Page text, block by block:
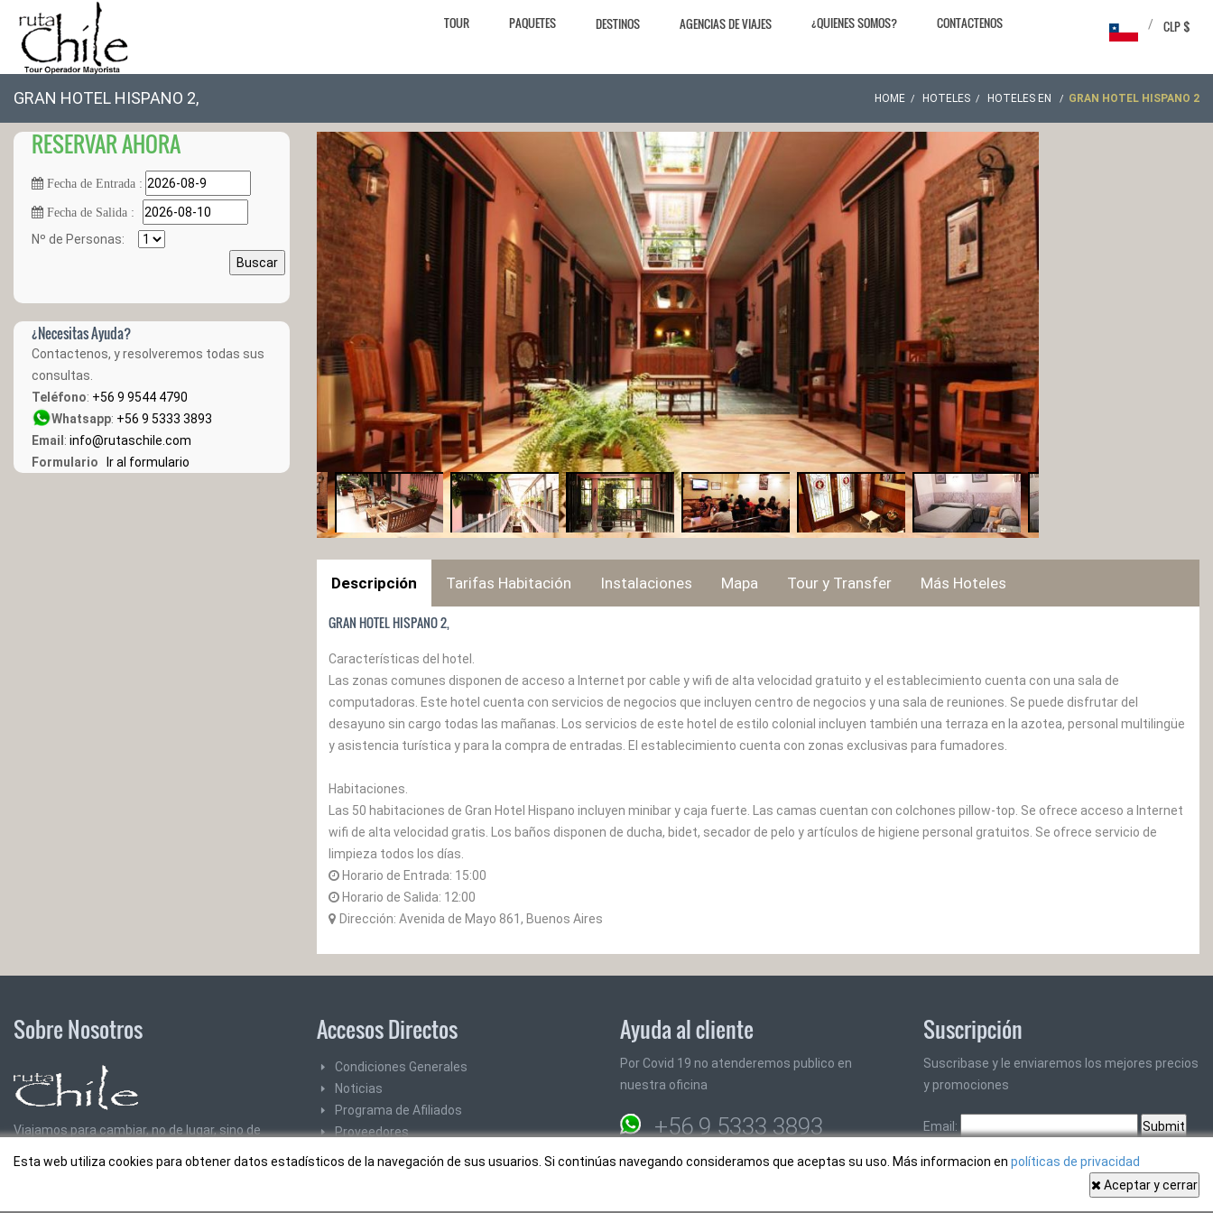
TOUR PAQUETES DESTINOS AGENCIAS DE VIAJES ¿QUIENES SOMOS? CONTACTENOS CLP $
/
GRAN HOTEL HISPANO 2, HOME HOTELES HOTELES EN GRAN HOTEL HISPANO 2
RESERVAR AHORA
Fecha de Entrada :
Fecha de Salida :
Nº de Personas:
Buscar
¿Necesitas Ayuda?
Contactenos, y resolveremos todas sus
consultas.
Teléfono: +56 9 9544 4790
Whatsapp: +56 9 5333 3893
Email : info@rutaschile.com
Formulario
Ir al formulario
Descripción Tarifas Habitación Instalaciones Mapa Tour y Transfer Más Hoteles
GRAN HOTEL HISPANO 2,
Características del hotel.
Las zonas comunes disponen de acceso a Internet por cable y wifi de alta velocidad gratuito y el establecimiento cuenta con una sala de
computadoras. Este hotel cuenta con servicios de negocios que incluyen centro de negocios y una sala de reuniones. Se puede disfrutar del
desayuno sin cargo todas las mañanas. Los servicios de este hotel de estilo colonial incluyen también una terraza en la azotea, personal multilingüe
y asistencia turística y para la compra de entradas. El establecimiento cuenta con zonas exclusivas para fumadores.
Habitaciones.
Las 50 habitaciones de Gran Hotel Hispano incluyen minibar y caja fuerte. Las camas cuentan con colchones pillow-top. Se ofrece acceso a Internet
wifi de alta velocidad gratis. Los baños disponen de ducha, bidet, secador de pelo y artículos de higiene personal gratuitos. Se ofrece servicio de
limpieza todos los días.
Horario de Entrada: 15:00
Horario de Salida: 12:00
Dirección: Avenida de Mayo 861, Buenos Aires
Esta web utiliza cookies para obtener datos estadísticos de la navegación de sus usuarios. Si continúas navegando consideramos que aceptas su uso. Más informacion en políticas de privacidad
Aceptar y cerrar
Sobre Nosotros
Viajamos para cambiar, no de lugar, sino de
Accesos Directos
Condiciones Generales
Noticias
Programa de Afiliados
Proveedores
SiteMap
Ayuda al cliente
Por Covid 19 no atenderemos publico en
nuestra oficina
+56 9 5333 3893
info@rutaschile.com
Suscripción
Suscribase y le enviaremos los mejores precios
y promociones
Email: